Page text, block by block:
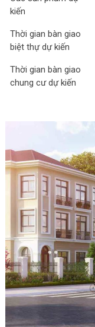
kiến
Thời gian bàn giao
biệt thự dự kiến
Thời gian bàn giao
chung cư dự kiến